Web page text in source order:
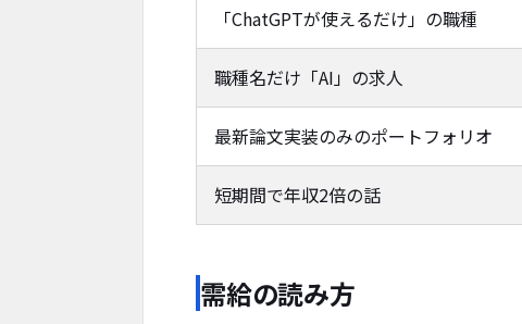
「ChatGPTが使えるだけ」の職種
職種名だけ「AI」の求人
最新論文実装のみのポートフォリオ
短期間で年収2倍の話
需給の読み方